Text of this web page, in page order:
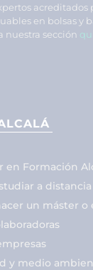
acreditados
en bolsas y
nuestra sección
en Formación
a distancia
un máster
y medio